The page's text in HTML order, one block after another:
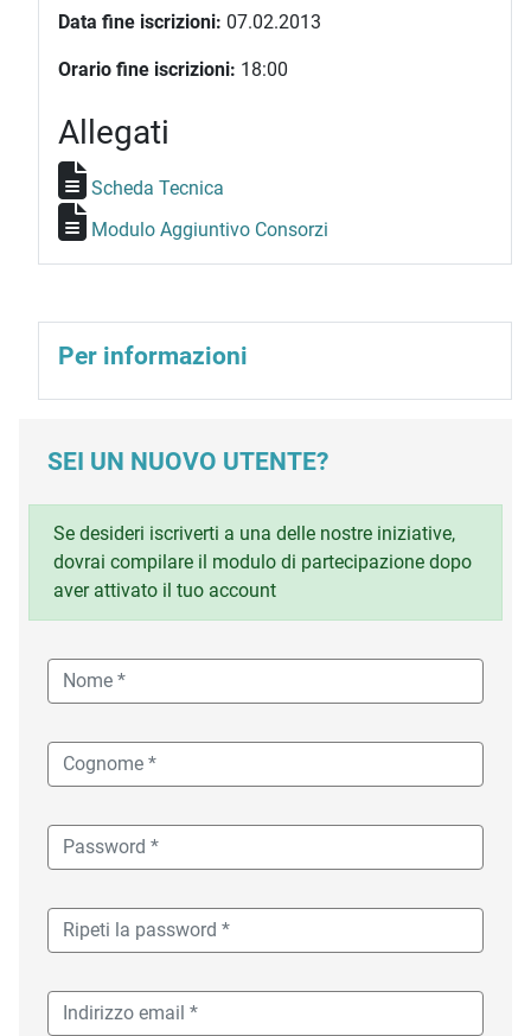
Data fine iscrizioni: 07.02.2013
Orario fine iscrizioni: 18:00
Allegati
Scheda Tecnica
Modulo Aggiuntivo Consorzi
Per informazioni
SEI UN NUOVO UTENTE?
Se desideri iscriverti a una delle nostre iniziative,
dovrai compilare il modulo di partecipazione dopo
aver attivato il tuo account